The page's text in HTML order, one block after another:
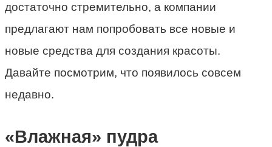
достаточно стремительно, а компании
предлагают нам попробовать все новые и
новые средства для создания красоты.
Давайте посмотрим, что появилось совсем
недавно.
«Влажная» пудра